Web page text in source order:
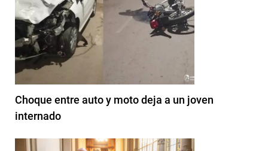
Choque entre auto y moto deja a un joven
internado